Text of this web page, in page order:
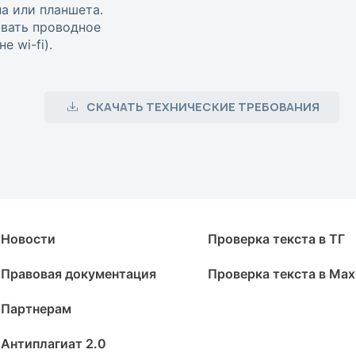
или планшета.
проводное
wi-fi).
СКАЧАТЬ ТЕХНИЧЕСКИЕ ТРЕБОВАНИЯ
Новости
Правовая документация
Партнерам
Антиплагиат 2.0
Проверка текста в ТГ
Проверка текста в Max